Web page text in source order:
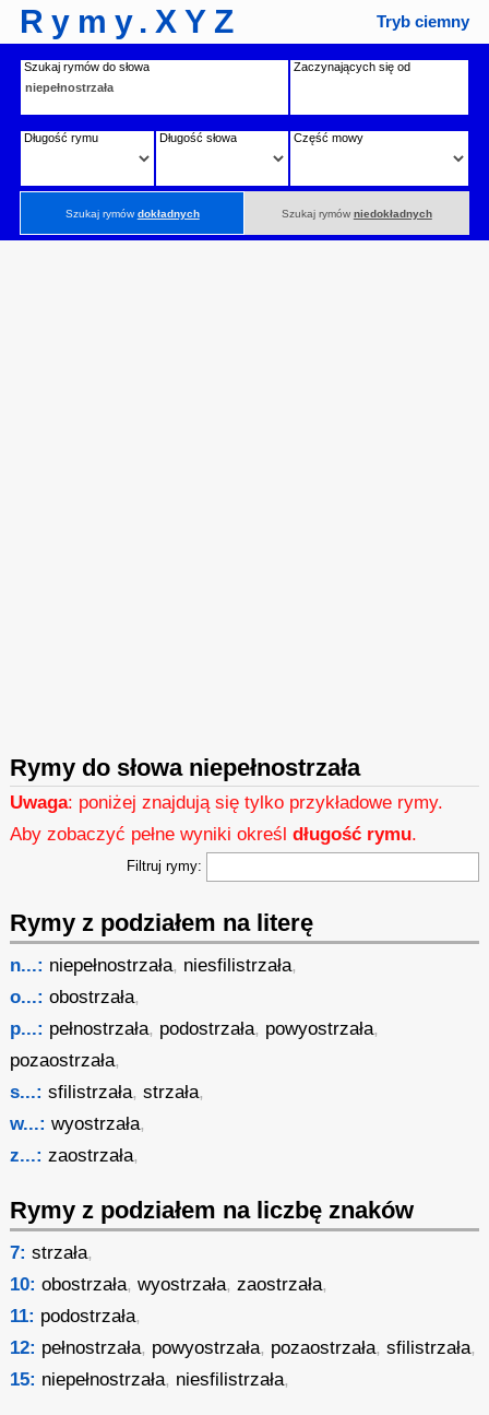
Rymy.XYZ Tryb ciemny
Szukaj rymów do słowa Zaczynających się od
Długość rymu Długość słowa Część mowy
Szukaj rymówdokładnych Szukaj rymów niedokładnych
Rymy do słowa niepełnostrzała
Uwaga: poniżej znajdują się tylko przykładowe rymy.
Aby zobaczyć pełne wyniki określdługość rymu.
Filtruj rymy:
Rymy z podziałem na literę
n...: niepełnostrzała, niesfilistrzała,
o...: obostrzała,
p...: pełnostrzała, podostrzała, powyostrzała,
pozaostrzała,
s...: sfilistrzała,strzała,
w...: wyostrzała,
z...: zaostrzała,
Rymy z podziałem na liczbę znaków
7: strzała,
10: obostrzała,wyostrzała,zaostrzała,
11: podostrzała,
12: pełnostrzała, powyostrzała, pozaostrzała,sfilistrzała,
15: niepełnostrzała, niesfilistrzała,